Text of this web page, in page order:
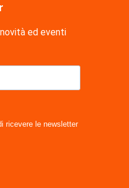
ed eventi
ricevere le newsletter